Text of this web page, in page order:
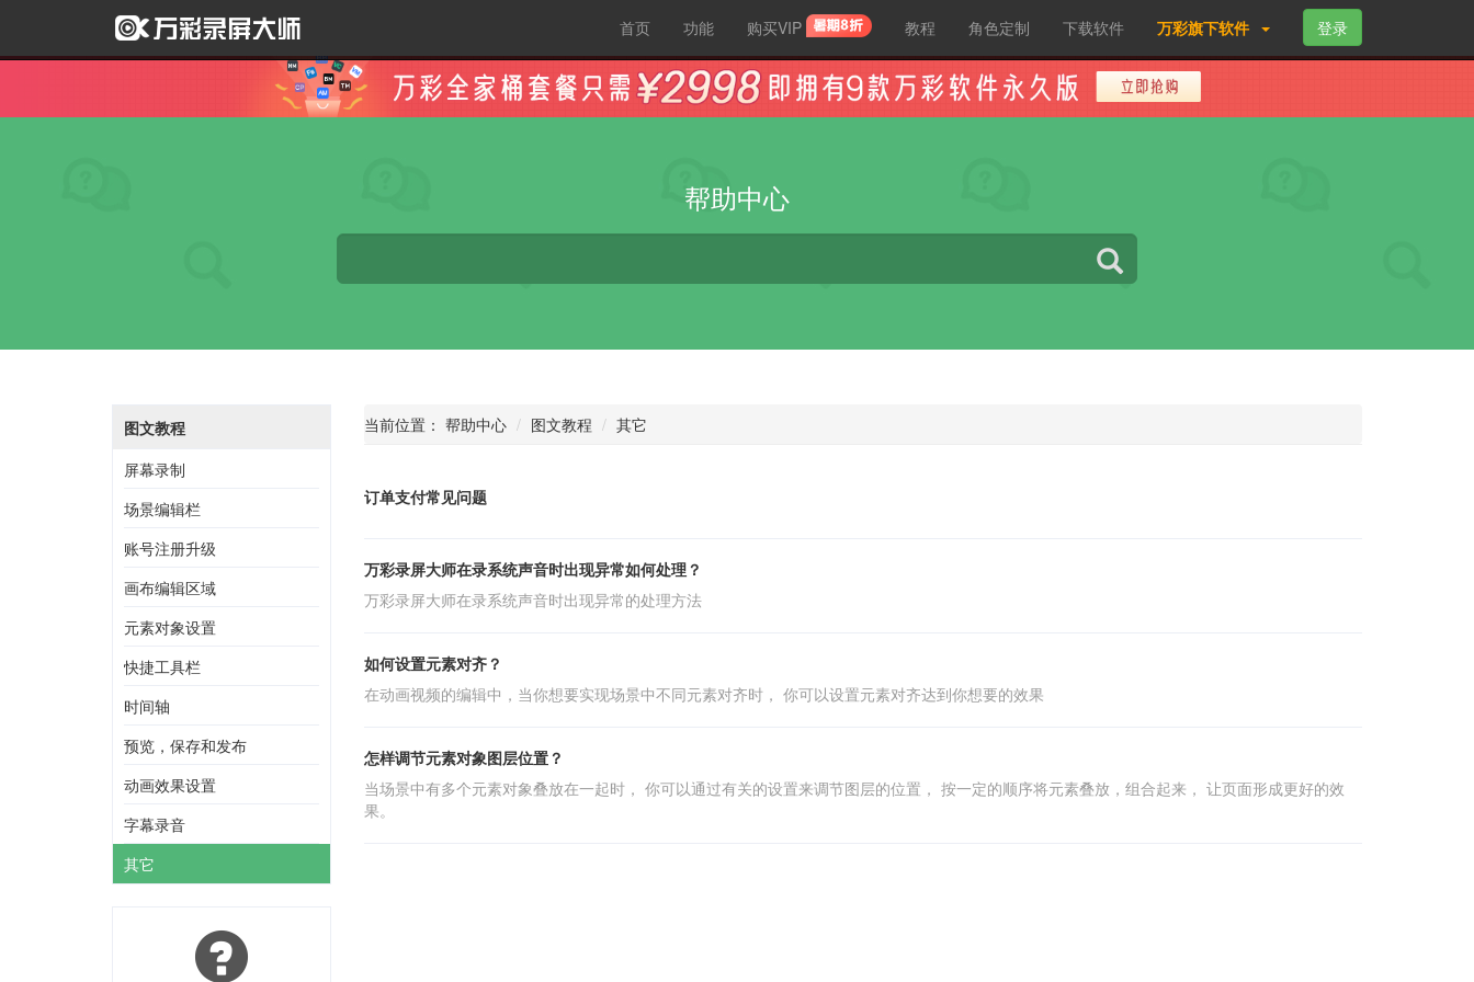
首页 功能 购买VIP 教程 角色定制 下载软件 万彩旗下软件 登录
帮助中心
图文教程
屏幕录制
场景编辑栏
账号注册升级
画布编辑区域
元素对象设置
快捷工具栏
时间轴
预览，保存和发布
动画效果设置
字幕录音
其它
当前位置： 帮助中心 图文教程 其它
订单支付常见问题
万彩录屏大师在录系统声音时出现异常如何处理？
万彩录屏大师在录系统声音时出现异常的处理方法
如何设置元素对齐？
在动画视频的编辑中，当你想要实现场景中不同元素对齐时， 你可以设置元素对齐达到你想要的效果
怎样调节元素对象图层位置？
当场景中有多个元素对象叠放在一起时， 你可以通过有关的设置来调节图层的位置， 按一定的顺序将元素叠放，组合起来， 让页面形成更好的效
果。